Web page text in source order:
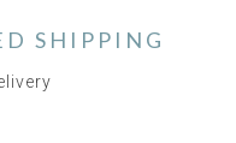
SHIPPING